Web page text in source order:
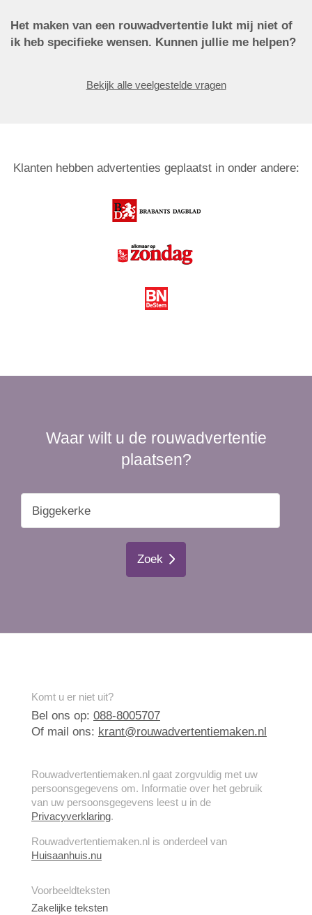
Het maken van een rouwadvertentie lukt mij niet of
ik heb specifieke wensen. Kunnen jullie me helpen?
Bekijk alle veelgestelde vragen
Klanten hebben advertenties geplaatst in onder andere:
Waar wilt u de rouwadvertentie
plaatsen?
Zoek
Komt u er niet uit?
Bel ons op: 088-8005707
Of mail ons: krant@rouwadvertentiemaken.nl
Rouwadvertentiemaken.nl gaat zorgvuldig met uw
persoonsgegevens om. Informatie over het gebruik
van uw persoonsgegevens leest u in de
Privacyverklaring.
Rouwadvertentiemaken.nl is onderdeel van
Huisaanhuis.nu
Voorbeeldteksten
Zakelijke teksten